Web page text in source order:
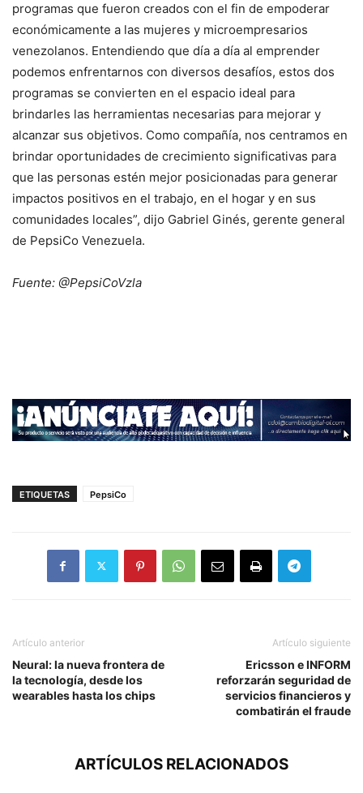
programas que fueron creados con el fin de empoderar
económicamente a las mujeres y microempresarios
venezolanos. Entendiendo que día a día al emprender
podemos enfrentarnos con diversos desafíos, estos dos
programas se convierten en el espacio ideal para
brindarles las herramientas necesarias para mejorar y
alcanzar sus objetivos. Como compañía, nos centramos en
brindar oportunidades de crecimiento significativas para
que las personas estén mejor posicionadas para generar
impactos positivos en el trabajo, en el hogar y en sus
comunidades locales”, dijo Gabriel Ginés, gerente general
de PepsiCo Venezuela.
Fuente: @PepsiCoVzla
ETIQUETAS PepsiCo
Artículo anterior
Neural: la nueva frontera de
la tecnología, desde los
wearables hasta los chips
Artículo siguiente
Ericsson e INFORM
reforzarán seguridad de
servicios financieros y
combatirán el fraude
ARTÍCULOS RELACIONADOS